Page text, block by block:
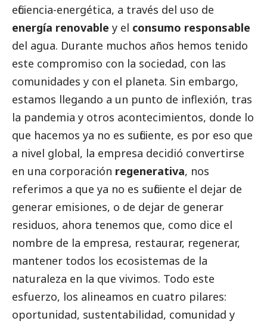
eficiencia-energética, a través del uso de
energía renovable y el consumo responsable
del agua. Durante muchos años hemos tenido
este compromiso con la sociedad, con las
comunidades y con el planeta. Sin embargo,
estamos llegando a un punto de inflexión, tras
la pandemia y otros acontecimientos, donde lo
que hacemos ya no es suficiente, es por eso que
a nivel global, la empresa decidió convertirse
en una corporación regenerativa, nos
referimos a que ya no es suficiente el dejar de
generar emisiones, o de dejar de generar
residuos, ahora tenemos que, como dice el
nombre de la empresa, restaurar, regenerar,
mantener todos los ecosistemas de la
naturaleza en la que vivimos. Todo este
esfuerzo, los alineamos en cuatro pilares:
oportunidad, sustentabilidad, comunidad y